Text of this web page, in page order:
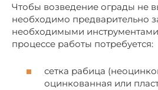
Чтобы возведение ограды не
необходимо предварительно
необходимыми
процессе работы потребуется:
сетка рабица
оцинкованная или